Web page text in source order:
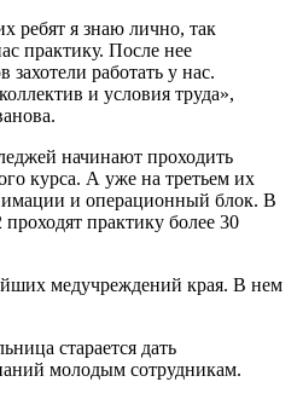
ребят я знаю лично, так
практику. После нее
захотели работать у нас.
и условия труда»,
начинают проходить
курса. А уже на третьем их
и операционный блок. В
практику более 30
медучреждений края. В нем
старается дать
молодым сотрудникам.